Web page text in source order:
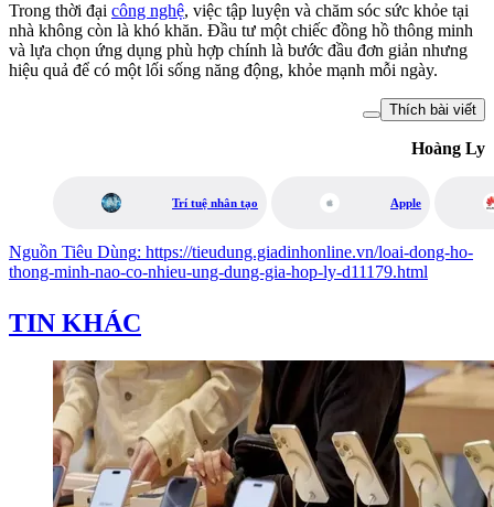
Trong thời đại công nghệ, việc tập luyện và chăm sóc sức khỏe tại
nhà không còn là khó khăn. Đầu tư một chiếc đồng hồ thông minh
và lựa chọn ứng dụng phù hợp chính là bước đầu đơn giản nhưng
hiệu quả để có một lối sống năng động, khỏe mạnh mỗi ngày.
Thích bài viết
Hoàng Ly
Trí tuệ nhân tạo Apple
Nguồn Tiêu Dùng: https://tieudung.giadinhonline.vn/loai-dong-ho-
thong-minh-nao-co-nhieu-ung-dung-gia-hop-ly-d11179.html
TIN KHÁC